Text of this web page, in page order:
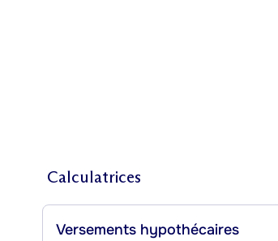
Calculatrices
Versements hypothécaires